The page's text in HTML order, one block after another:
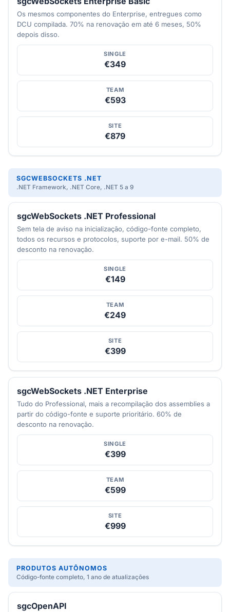
Os mesmos componentes do Enterprise, entregues como
DCU compilada. 70% na renovação em até 6 meses, 50%
depois disso.
SINGLE
€349
TEAM
€593
SITE
€879
SGCWEBSOCKETS .NET
.NET Framework, .NET Core, .NET 5 a 9
sgcWebSockets .NET Professional
Sem tela de aviso na inicialização, código-fonte completo,
todos os recursos e protocolos, suporte por e-mail. 50% de
desconto na renovação.
SINGLE
€149
TEAM
€249
SITE
€399
sgcWebSockets .NET Enterprise
Tudo do Professional, mais a recompilação dos assemblies a
partir do código-fonte e suporte prioritário. 60% de
desconto na renovação.
SINGLE
€399
TEAM
€599
SITE
€999
PRODUTOS AUTÔNOMOS
Código-fonte completo, 1 ano de atualizações
sgcOpenAPI